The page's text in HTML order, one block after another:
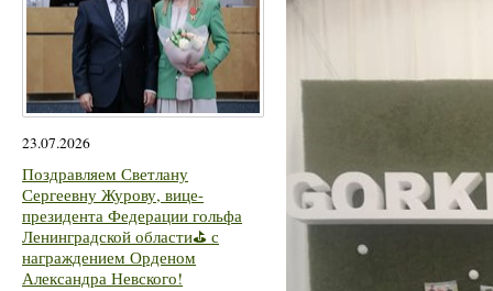
23.07.2026
Поздравляем Светлану
Сергеевну Журову, вице-
президента Федерации гольфа
Ленинградской области⛳ с
награждением Орденом
Александра Невского!